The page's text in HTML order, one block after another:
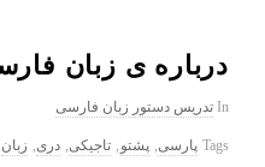
درباره ی زبان
In تدریس دستور زبان فارسی
Tags پارسی,پشتو , تاجیکی,دری, زبان